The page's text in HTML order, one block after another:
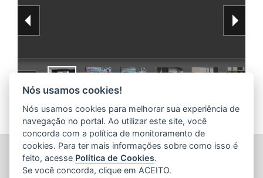
SECRETARIA DE ECONOMIA E PLANEJAMENTO (SEP)
Av.Nossa Senhora da Penha 1590, Ed.Petrovix 6º andar -
Barro Vermelho
Nós usamos cookies!
Nós usamos cookies para melhorar sua experiência de
navegação no portal. Ao utilizar este site, você
concorda com a política de monitoramento de
cookies. Para ter mais informações sobre como isso é
feito, acesse Política de Cookies.
Se você concorda, clique em ACEITO.